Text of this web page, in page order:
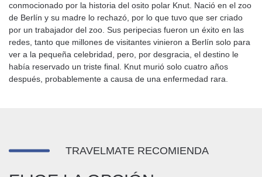
conmocionado por la historia del osito polar Knut. Nació en el zoo
de Berlín y su madre lo rechazó, por lo que tuvo que ser criado
por un trabajador del zoo. Sus peripecias fueron un éxito en las
redes, tanto que millones de visitantes vinieron a Berlín solo para
ver a la pequeña celebridad, pero, por desgracia, el destino le
había reservado un triste final. Knut murió solo cuatro años
después, probablemente a causa de una enfermedad rara.
TRAVELMATE RECOMIENDA